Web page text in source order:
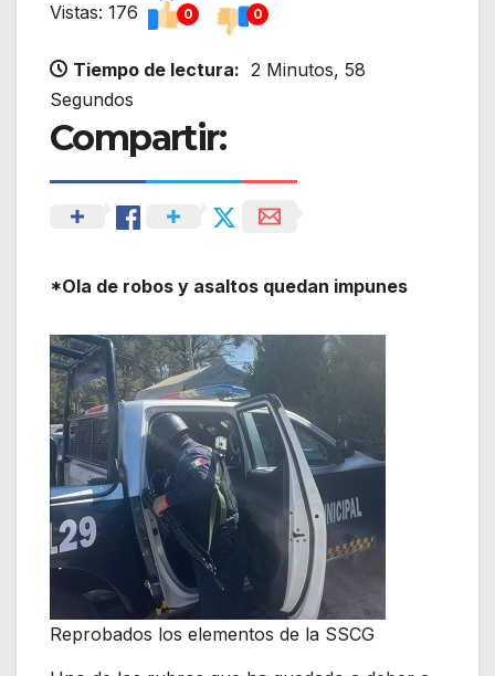
Vistas: 176 0 0
Tiempo de lectura: 2 Minutos, 58
Segundos
Compartir:
*Ola de robos y asaltos quedan impunes
Reprobados los elementos de la SSCG